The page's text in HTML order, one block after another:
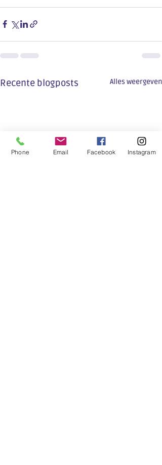
Recente blogposts Alles weergeven
Phone Email Facebook Instagram